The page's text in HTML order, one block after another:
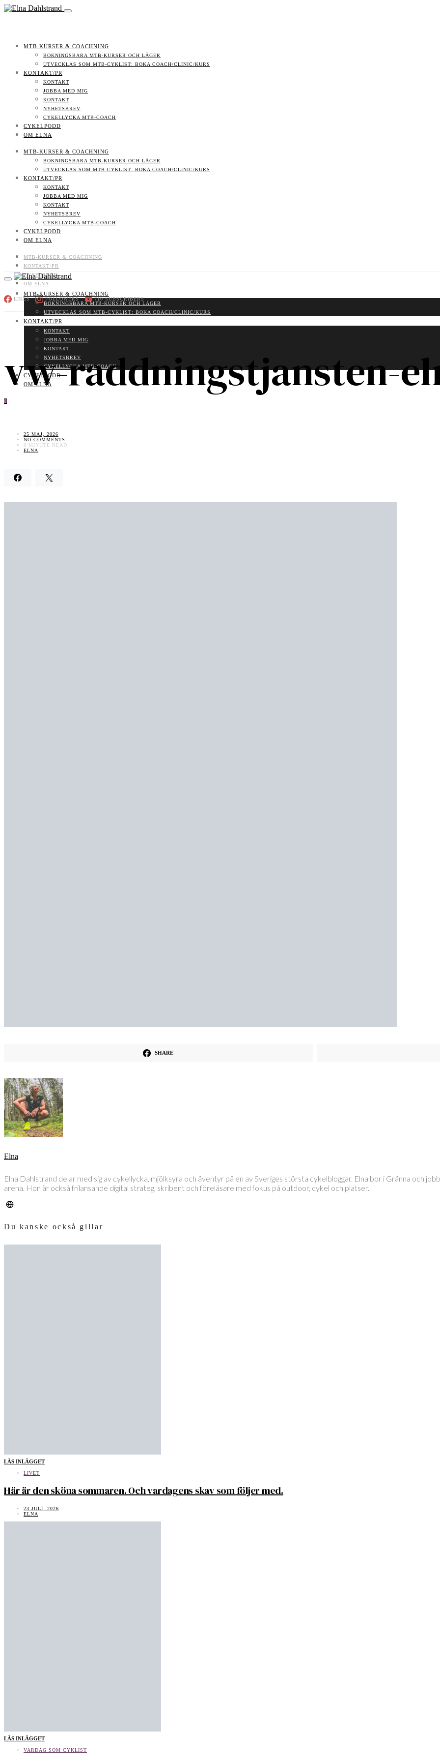
MTB-KURSER & COACHNING
BOKNINGSBARA MTB-KURSER OCH LÄGER
UTVECKLAS SOM MTB-CYKLIST: BOKA COACH/CLINIC/KURS
KONTAKT/PR
KONTAKT
JOBBA MED MIG
KONTAKT
NYHETSBREV
CYKELLYCKA MTB-COACH
CYKELPODD
OM ELNA
MTB-KURSER & COACHNING
BOKNINGSBARA MTB-KURSER OCH LÄGER
UTVECKLAS SOM MTB-CYKLIST: BOKA COACH/CLINIC/KURS
KONTAKT/PR
KONTAKT
JOBBA MED MIG
KONTAKT
NYHETSBREV
CYKELLYCKA MTB-COACH
CYKELPODD
OM ELNA
MTB-KURSER & COACHNING
KONTAKT/PR
CYKELPODD
OM ELNA
LIKES FOLLOWERS 710 SUBSCRIBERS
MTB-KURSER & COACHNING
BOKNINGSBARA MTB-KURSER OCH LÄGER
UTVECKLAS SOM MTB-CYKLIST: BOKA COACH/CLINIC/KURS
KONTAKT/PR
KONTAKT
JOBBA MED MIG
KONTAKT
NYHETSBREV
CYKELLYCKA MTB-COACH
CYKELPODD
OM ELNA
0
vw-raddningstjansten-
25 MAJ, 2026
NO COMMENTS
0 MINUTE READ
ELNA
SHARE
Elna
Elna Dahlstrand delar med sig av cykellycka, mjölksyra och äventyr på en av Sveriges största cykelbloggar. Elna bor i Gränna och
arena. Hon är också frilansande digital strateg, skribent och föreläsare med fokus på outdoor, cykel och platser.
Du kanske också gillar
LÄS INLÄGGET
LIVET
Här är den sköna sommaren. Och vardagens skav som följer med.
23 JULI, 2026
ELNA
LÄS INLÄGGET
VARDAG SOM CYKLIST